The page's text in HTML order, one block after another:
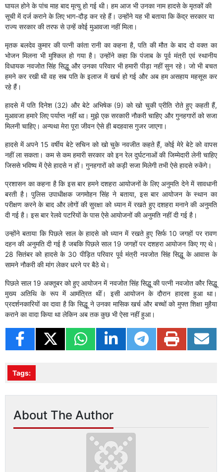
घायल होने के पांच माह बाद मृत्यु हो गई थी। हम आज भी उनका नाम हादसे के मृतकों की
सूची में दर्ज कराने के लिए भाग-दौड़ कर रहे हैं। उन्होंने यह भी बताया कि केंद्र सरकार या
राज्य सरकार की तरफ से उन्हें कोई मुआवजा नहीं मिला।
मृतक बलदेव कुमार की पत्नी कांता रानी का कहना है, पति की मौत के बाद दो वक्त का
भोजन मिलना भी मुश्किल हो गया है। उन्होंने कहा कि पंजाब के पूर्व मंत्री एवं स्थानीय
विधायक नवजोत सिंह सिद्धू और उनका परिवार भी हमारी पीड़ा नहीं सुन रहे। जो भी बचत
हमने कर रखी थी वह सब पति के इलाज में खर्च हो गई और अब हम असहाय महसूस कर
रहे हैं।
हादसे में पति दिनेश (32) और बेटे अभिषेक (9) को खो चुकी प्रीति रोते हुए कहती हैं,
मुआवजा हमारे लिए पर्याप्त नहीं था। मुझे एक सरकारी नौकरी चाहिए और गुनहगारों को सजा
मिलनी चाहिए। अन्यथा मेरा पूरा जीवन ऐसे ही बदहवास गुजर जाएगा।
हादसे में अपने 15 वर्षीय बेटे सचिन को खो चुके नवजीत कहते हैं, कोई मेरे बेटे को वापस
नहीं ला सकता। कम से कम हमारी सरकार को इन रेल दुर्घटनाओं की जिम्मेदारी लेनी चाहिए
जिससे भविष्य में ऐसे हादसे न हों। गुनहगारों को कड़ी सजा मिलेगी तभी ऐसे हादसे रुकेंगे।
प्रशासन का कहना है कि इस बार हमने दशहरा आयोजनों के लिए अनुमति देने में सावधानी
बरती है। पुलिस उपाधीक्षक जगमोहन सिंह ने बताया, इस बार आयोजन के स्थान का
परीक्षण करने के बाद और लोगों की सुरक्षा को ध्यान में रखते हुए दशहरा मनाने की अनुमति
दी गई है। इस बार रेलवे पटरियों के पास ऐसे आयोजनों की अनुमति नहीं दी गई है।
उन्होंने बताया कि पिछले साल के हादसे को ध्यान में रखते हुए सिर्फ 10 जगहों पर रावण
दहन की अनुमति दी गई है जबकि पिछले साल 19 जगहों पर दशहरा आयोजन किए गए थे।
28 सितंबर को हादसे के 30 पीड़ित परिवार पूर्व मंत्री नवजोत सिंह सिद्धू के आवास के
सामने नौकरी की मांग लेकर धरने पर बैठे थे।
पिछले साल 19 अक्तूबर को हुए आयोजन में नवजोत सिंह सिद्धू की पत्नी नवजोत कौर सिद्धू
मुख्य अतिथि के रूप में आमंत्रित थीं। इसी आयोजन के दौरान हादसा हुआ था।
प्रदर्शनकारियों का दावा है कि सिद्धू ने उनका मासिक खर्च और बच्चों को मुफ्त शिक्षा मुहैया
कराने का वादा किया था लेकिन अब तक कुछ भी ऐसा नहीं हुआ।
Tags:
About The Author